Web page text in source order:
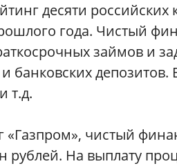
десяти
года. Чистый
займов и
банковских
т.д.
«Газпром», чистый
рублей. На выплату